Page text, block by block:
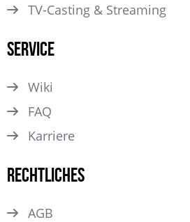
TV-Casting & Streaming
Service
Wiki
FAQ
Karriere
Rechtliches
AGB